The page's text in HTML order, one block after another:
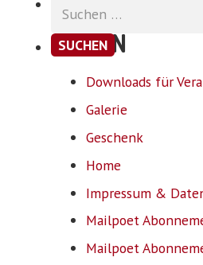
nach:
SEITEN
Downloads für
Galerie
Geschenk
Home
Impressum &
Mailpoet
Mailpoet